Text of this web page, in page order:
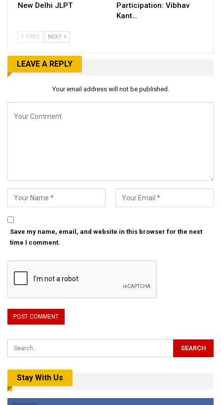
New Delhi JLPT
Participation: Vibhav
Kant…
PREV NEXT
LEAVE A REPLY
Your email address will not be published.
Save my name, email, and website in this browser for the next
time I comment.
Stay With Us